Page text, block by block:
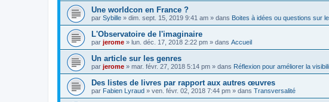
Une worldcon en France ?
par Sybille » dim. sept. 15, 2019 9:41 am » dans Boites à idées ou questions sur
L'Observatoire de l'imaginaire
par jerome » lun. déc. 17, 2018 2:22 pm » dans Accueil
Un article sur les genres
par jerome » mar. févr. 27, 2018 5:14 pm » dans Réflexion pour améliorer la
Des listes de livres par rapport aux autres œuvres
par Fabien Lyraud » ven. févr. 02, 2018 7:44 pm » dans Transversalité